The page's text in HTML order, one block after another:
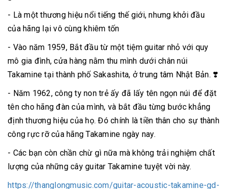
- Là một thương hiệu nổi tiếng thế giới, nhưng khởi đầu
của hãng lại vô cùng khiêm tốn
- Vào năm 1959, Bắt đầu từ một tiệm guitar nhỏ với quy
mô gia đình, cửa hàng nằm thu mình dưới chân núi
Takamine tại thành phố Sakashita, ở trung tâm Nhật Bản. ❣️
- Năm 1962, công ty non trẻ ấy đã lấy tên ngọn núi để đặt
tên cho hãng đàn của mình, và bắt đầu từng bước khẳng
định thương hiệu của họ. Đó chính là tiền thân cho sự thành
công rực rỡ của hãng Takamine ngày nay.
- Các bạn còn chần chừ gì nữa mà không trải nghiệm chất
lượng của những cây guitar Takamine tuyệt vời này.
https://thanglongmusic.com/guitar-acoustic-takamine-gd-